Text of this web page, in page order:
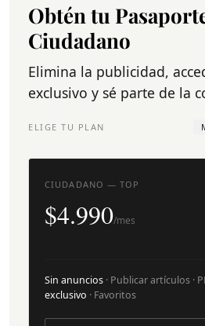
Obtén tu
Ciudadano
Elimina la publicidad,
exclusivo y sé parte de la
ELIGE TU PLAN
CIUDADANO — TOP
$4.990/mes
Sin anuncios · Publicar artículos ·
exclusivo · Favoritos